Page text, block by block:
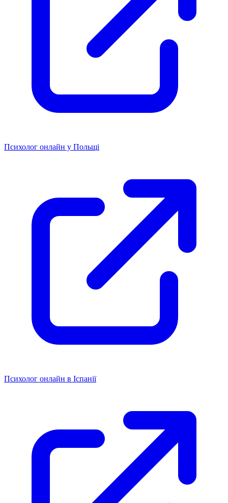
Психолог онлайн у Польщі
Психолог онлайн в Іспанії